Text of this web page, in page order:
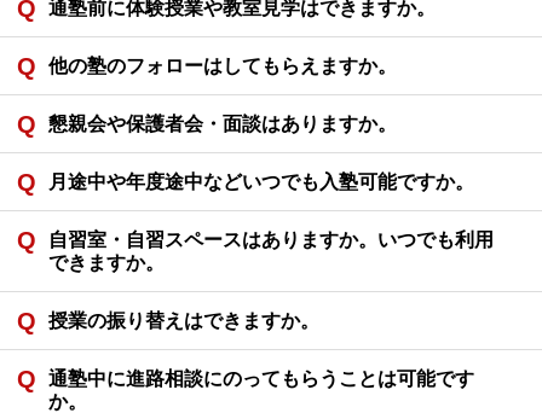
通塾前に体験授業や教室見学はできますか。
他の塾のフォローはしてもらえますか。
懇親会や保護者会・面談はありますか。
月途中や年度途中などいつでも入塾可能ですか。
自習室・自習スペースはありますか。いつでも利用
できますか。
授業の振り替えはできますか。
通塾中に進路相談にのってもらうことは可能です
か。